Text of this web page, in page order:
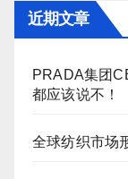
近期文章
PRADA集团
都应该说不！
全球纺织市场